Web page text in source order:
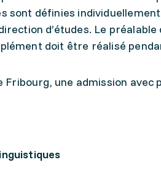
sont définies
d’études. Le
doit être réalisé
Fribourg, une admission